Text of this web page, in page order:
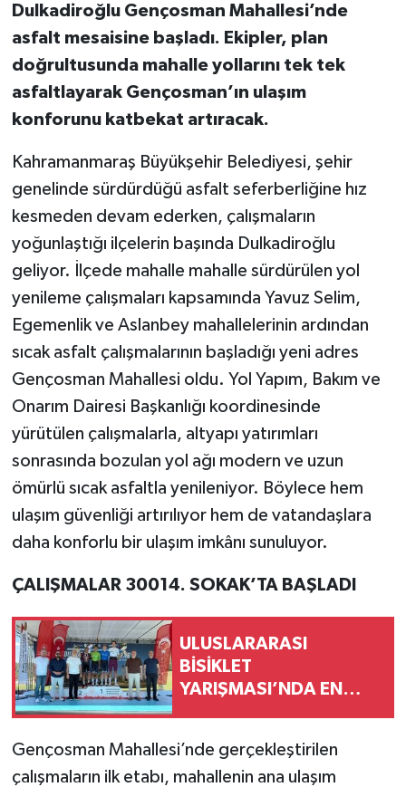
Dulkadiroğlu Gençosman Mahallesi’nde
asfalt mesaisine başladı. Ekipler, plan
doğrultusunda mahalle yollarını tek tek
asfaltlayarak Gençosman’ın ulaşım
konforunu katbekat artıracak.
Kahramanmaraş Büyükşehir Belediyesi, şehir
genelinde sürdürdüğü asfalt seferberliğine hız
kesmeden devam ederken, çalışmaların
yoğunlaştığı ilçelerin başında Dulkadiroğlu
geliyor. İlçede mahalle mahalle sürdürülen yol
yenileme çalışmaları kapsamında Yavuz Selim,
Egemenlik ve Aslanbey mahallelerinin ardından
sıcak asfalt çalışmalarının başladığı yeni adres
Gençosman Mahallesi oldu. Yol Yapım, Bakım ve
Onarım Dairesi Başkanlığı koordinesinde
yürütülen çalışmalarla, altyapı yatırımları
sonrasında bozulan yol ağı modern ve uzun
ömürlü sıcak asfaltla yenileniyor. Böylece hem
ulaşım güvenliği artırılıyor hem de vatandaşlara
daha konforlu bir ulaşım imkânı sunuluyor.
ÇALIŞMALAR 30014. SOKAK’TA BAŞLADI
ULUSLARARASI
BİSİKLET
YARIŞMASI’NDA EN
Gençosman Mahallesi’nde gerçekleştirilen
çalışmaların ilk etabı, mahallenin ana ulaşım